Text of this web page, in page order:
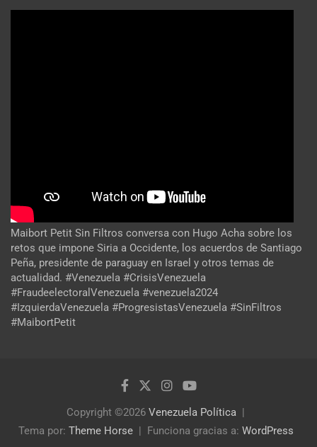
Maibort Petit Sin Filtros conversa con Hugo Acha sobre los
retos que impone Siria a Occidente, los acuerdos de Santiago
Peña, presidente de paraguay en Israel y otros temas de
actualidad. #Venezuela #CrisisVenezuela
#FraudeelectoralVenezuela #venezuela2024
#IzquierdaVenezuela #ProgresistasVenezuela #SinFiltros
#MaibortPetit
Copyright ©2026 Venezuela Política
Tema por: Theme Horse Funciona gracias a: WordPress